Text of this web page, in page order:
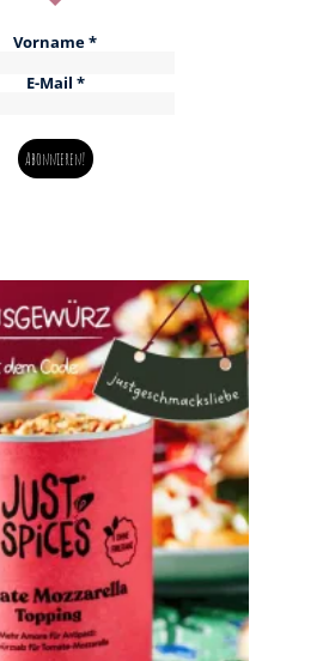
Vorname*
E-Mail *